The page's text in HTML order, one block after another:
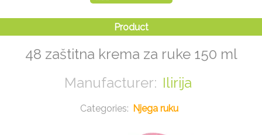
48 zaštitna krema za ruke 150 ml
Ilirija
Njega ruku